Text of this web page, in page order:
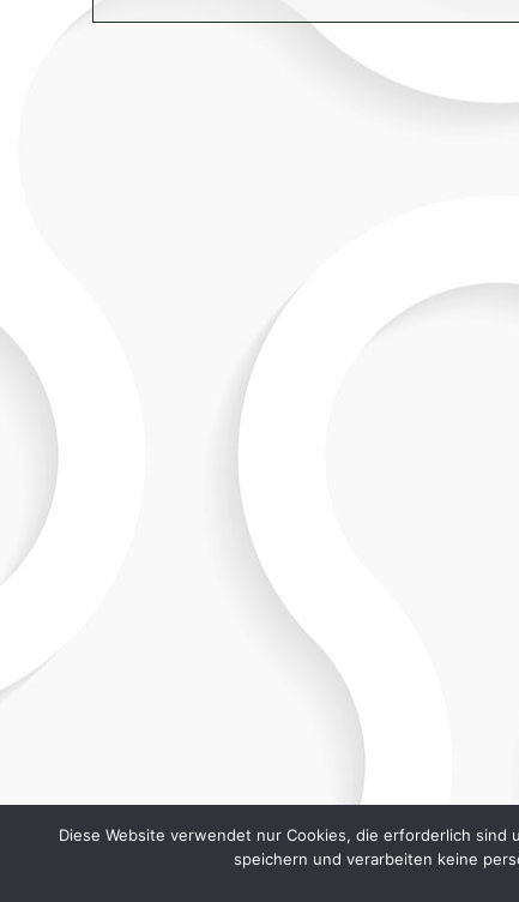
Diese Website verwendet nur Cookies, die erforderlich
speichern und verarbeiten keine